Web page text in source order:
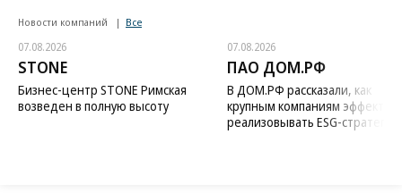
Новости компаний Все
07.08.2026
STONE
Бизнес-центр STONE Римская
возведен в полную высоту
07.08.2026
ПАО ДОМ.РФ
В ДОМ.РФ рассказали, как
крупным компаниям
реализовывать ESG-стратегию